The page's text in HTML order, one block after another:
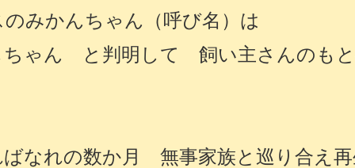
のみかんちゃん（呼び名）は
ゃん と判明して 飼い主さんのも
ばなれの数か月 無事家族と巡り合え再